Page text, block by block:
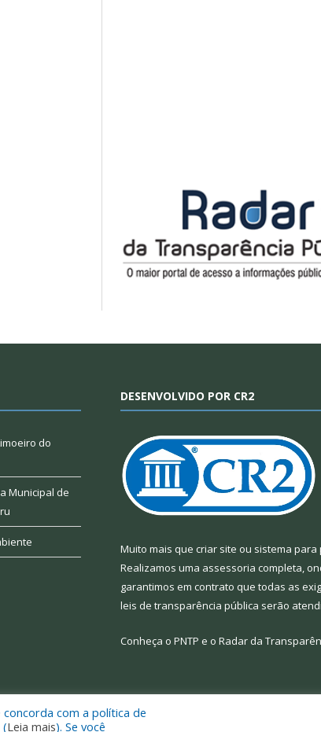
do
Municipal de
DESENVOLVIDO POR CR2
Muito mais que criar site ou sistema
Realizamos uma assessoria completa,
garantimos em contrato que todas as
leis de transparência pública serão
Conheça o PNTP e o Radar da
Mapa do Site
com a política de
Leia mais). Se você